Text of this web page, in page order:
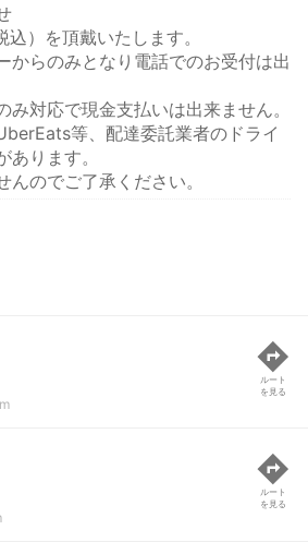
）を頂戴いたします。
からのみとなり電話でのお受付は出
み対応で現金支払いは出来ません。
等、配達委託業者のドライ
ります。
んのでご了承ください。
ルート
を見る
ルート
を見る